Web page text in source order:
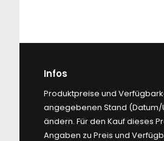
Infos
Produktpreise und
angegebenen Stand (Datum/
ändern. Für den Kauf dieses
Angaben zu Preis und